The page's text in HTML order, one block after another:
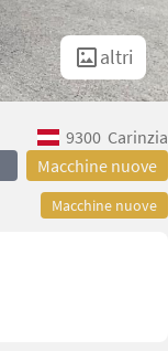
altri
9300 Carinzia
Macchine nuove
Macchine nuove